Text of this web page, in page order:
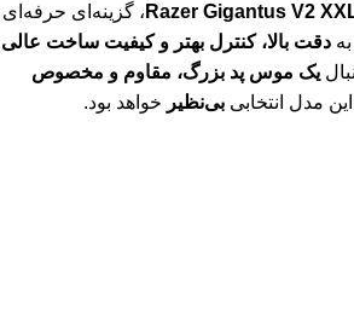
Razer Gigantus V2 ، گزینه‌ای حرفه‌ای
دقت بالا، کنترل بهتر و کیفیت ساخت عالی
یک موس پد بزرگ، مقاوم و مخصوص
مدل انتخابی بی‌نظیر خواهد بود.